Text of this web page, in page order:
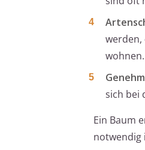
werden,
wohnen.
sich bei
Ein Baum
notwendig